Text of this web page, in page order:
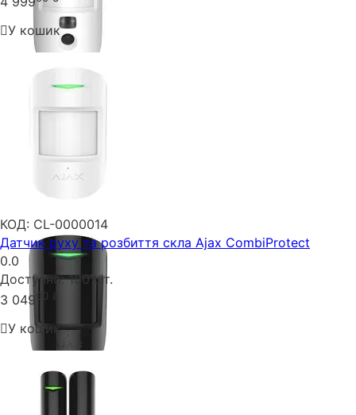
У кошик
КОД: CL-0000014
Датчик руху та розбиття скла Ajax CombiProtect
0.0
Доступно: 100 шт.
3 049 00 ₴
У кошик